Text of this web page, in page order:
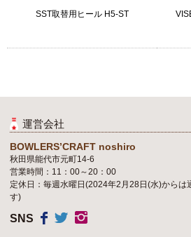
SST取替用ヒール H5-ST
運営会社
BOWLERS’CRAFT noshiro
秋田県能代市元町14-6
営業時間：11：00～20：00
定休日：毎週水曜日(2024年2月28日(水)からは
す)
SNS